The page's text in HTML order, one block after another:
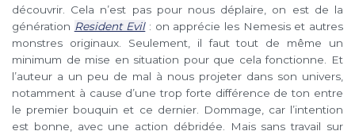
découvrir. Cela n’est pas pour nous déplaire, on est de la
génération Resident Evil: on apprécie les Nemesis et autres
monstres originaux. Seulement, il faut tout de même un
minimum de mise en situation pour que cela fonctionne. Et
l’auteur a un peu de mal à nous projeter dans son univers,
notamment à cause d’une trop forte différence de ton entre
le premier bouquin et ce dernier. Dommage, car l’intention
est bonne, avec une action débridée. Mais sans travail sur